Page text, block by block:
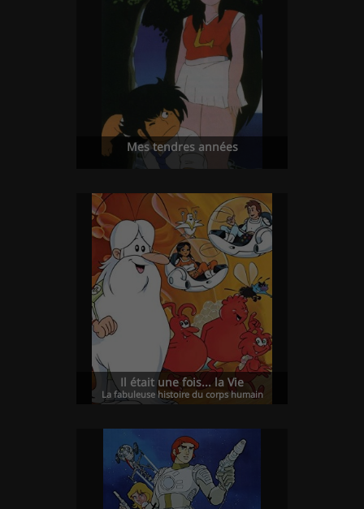
Mes tendres années
Il était une fois... la Vie
La fabuleuse histoire du corps humain